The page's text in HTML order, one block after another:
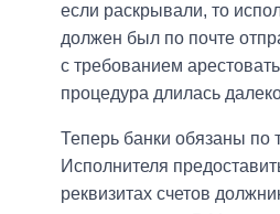
если раскрывали, то
должен был по почте
с требованием
процедура длилась
Теперь банки обязаны по
Исполнителя
реквизитах счетов